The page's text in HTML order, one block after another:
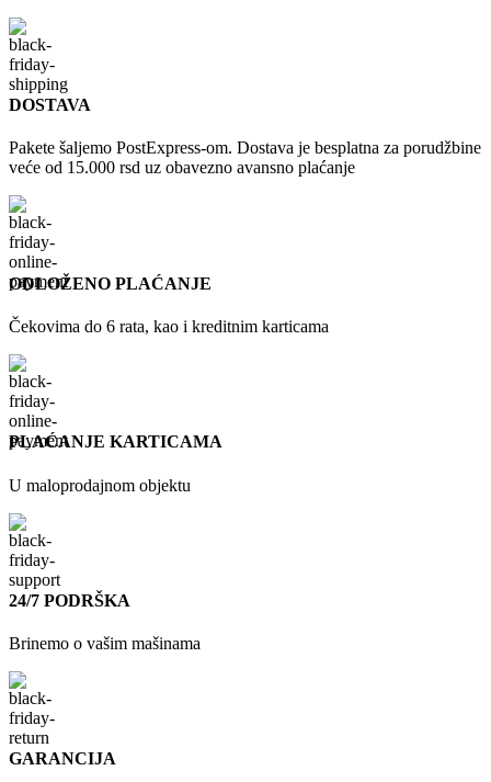
DOSTAVA
Pakete šaljemo PostExpress-om. Dostava je besplatna za porudžbine
veće od 15.000 rsd uz obavezno avansno plaćanje
ODLOŽENO PLAĆANJE
Čekovima do 6 rata, kao i kreditnim karticama
PLAĆANJE KARTICAMA
U maloprodajnom objektu
24/7 PODRŠKA
Brinemo o vašim mašinama
GARANCIJA